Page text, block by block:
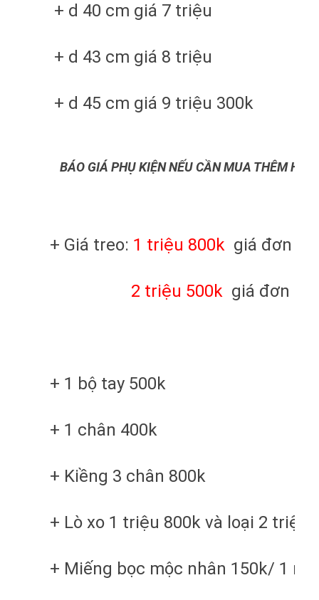
+ d 40 cm giá 7 triệu
+ d 43 cm giá 8 triệu
+ d 45 cm giá 9 triệu 300k
BÁO GIÁ PHỤ KIỆN NẾU CẦN MUA THÊM
+ Giá treo: 1 triệu 800k giá đơn
2 triệu 500k giá đơn
+ 1 bộ tay 500k
+ 1 chân 400k
+ Kiềng 3 chân 800k
+ Lò xo 1 triệu 800k và loại 2 triệu
+ Miếng bọc mộc nhân 150k/ 1